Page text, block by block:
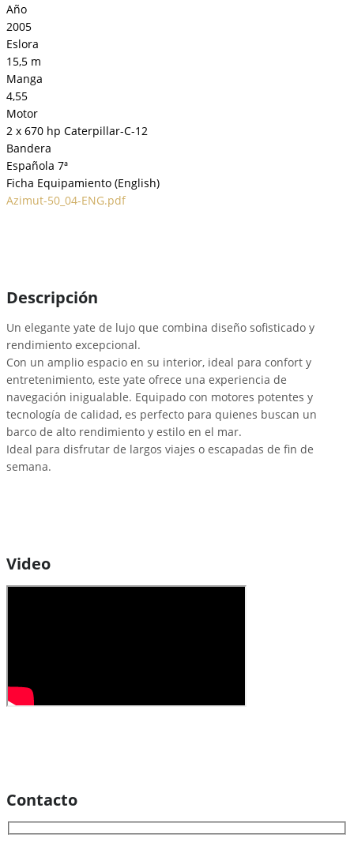
Año
2005
Eslora
15,5 m
Manga
4,55
Motor
2 x 670 hp Caterpillar-C-12
Bandera
Española 7ª
Ficha Equipamiento (English)
Azimut-50_04-ENG.pdf
Descripción
Un elegante yate de lujo que combina diseño sofisticado y
rendimiento excepcional.
Con un amplio espacio en su interior, ideal para confort y
entretenimiento, este yate ofrece una experiencia de
navegación inigualable. Equipado con motores potentes y
tecnología de calidad, es perfecto para quienes buscan un
barco de alto rendimiento y estilo en el mar.
Ideal para disfrutar de largos viajes o escapadas de fin de
semana.
Video
Contacto